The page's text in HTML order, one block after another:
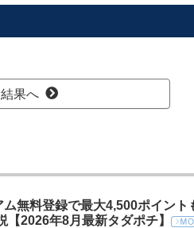
果へ
ム無料登録で最大4,500ポイント
【2026年8月最新タダポチ】